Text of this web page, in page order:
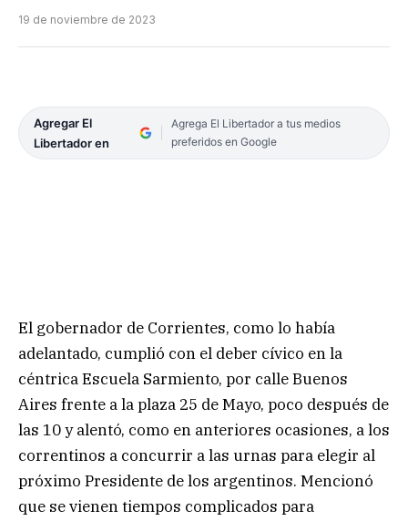
19 de noviembre de 2023
Agregar El
Libertador en
Agrega El Libertador a tus medios
preferidos en Google
El gobernador de Corrientes, como lo había
adelantado, cumplió con el deber cívico en la
céntrica Escuela Sarmiento, por calle Buenos
Aires frente a la plaza 25 de Mayo, poco después de
las 10 y alentó, como en anteriores ocasiones, a los
correntinos a concurrir a las urnas para elegir al
próximo Presidente de los argentinos. Mencionó
que se vienen tiempos complicados para